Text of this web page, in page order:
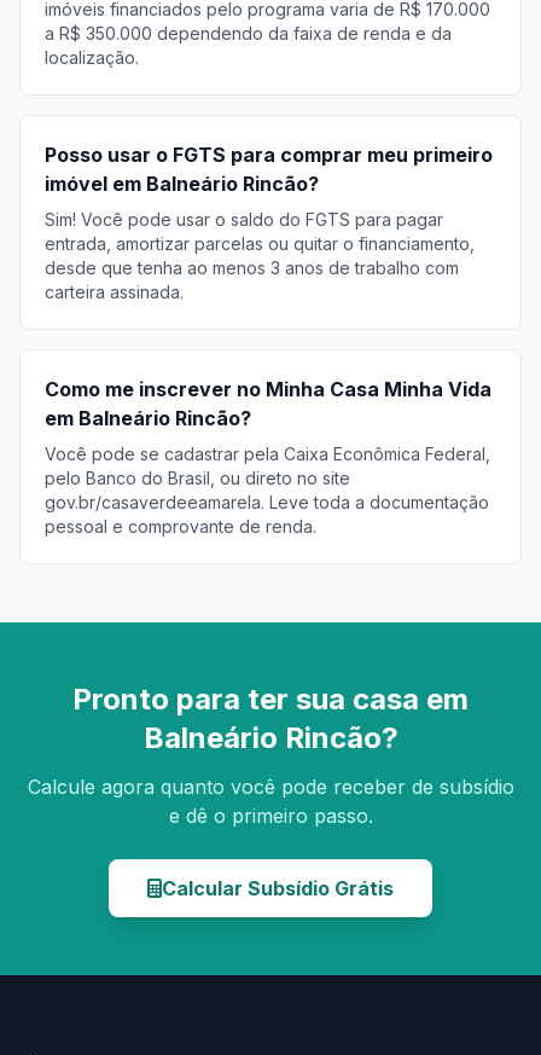
imóveis financiados pelo programa varia de R$ 170.000
a R$ 350.000 dependendo da faixa de renda e da
localização.
Posso usar o FGTS para comprar meu primeiro
imóvel em Balneário Rincão?
Sim! Você pode usar o saldo do FGTS para pagar
entrada, amortizar parcelas ou quitar o financiamento,
desde que tenha ao menos 3 anos de trabalho com
carteira assinada.
Como me inscrever no Minha Casa Minha Vida
em Balneário Rincão?
Você pode se cadastrar pela Caixa Econômica Federal,
pelo Banco do Brasil, ou direto no site
gov.br/casaverdeeamarela. Leve toda a documentação
pessoal e comprovante de renda.
Pronto para ter sua casa em
Balneário Rincão?
Calcule agora quanto você pode receber de subsídio
e dê o primeiro passo.
Calcular Subsídio Grátis